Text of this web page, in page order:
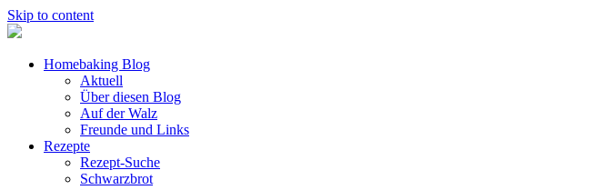
Skip to content
Homebaking Blog
Aktuell
Über diesen Blog
Auf der Walz
Freunde und Links
Rezepte
Rezept-Suche
Schwarzbrot